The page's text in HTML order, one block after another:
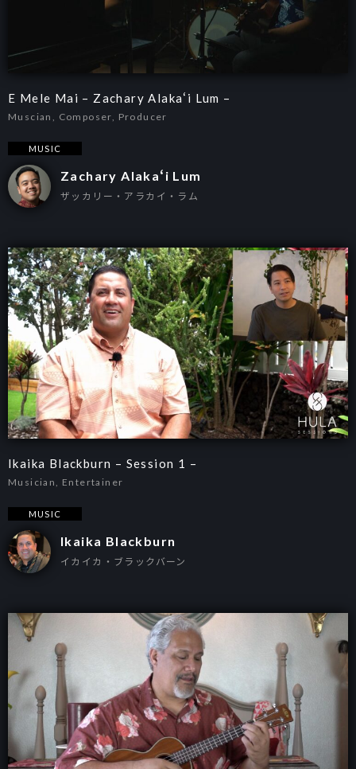
E Mele Mai – Zachary Alakaʻi Lum –
Muscian, Composer, Producer
MUSIC
Zachary Alakaʻi Lum
ザッカリー・アラカイ・ラム
Ikaika Blackburn – Session 1 –
Musician, Entertainer
MUSIC
Ikaika Blackburn
イカイカ・ブラックバーン